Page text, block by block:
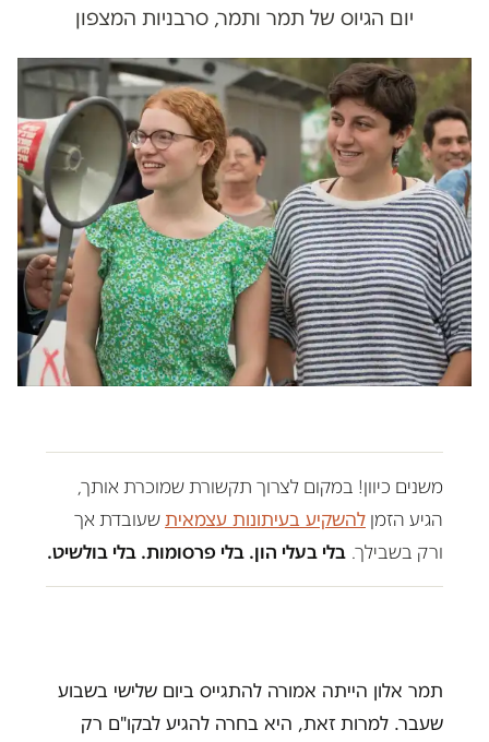
יום הגיוס של תמר ותמר, סרבניות המצפון
משנים כיוון! במקום לצרוך תקשורת שמוכרת אותך,
הגיע הזמן להשקיע בעיתונות עצמאיתשעובדת אך
ורק בשבילך. בלי בעלי הון. בלי פרסומות. בלי בולשיט.
תמר אלון הייתה אמורה להתגייס ביום שלישי בשבוע
שעבר. למרות זאת, היא בחרה להגיע לבקו"ם רק